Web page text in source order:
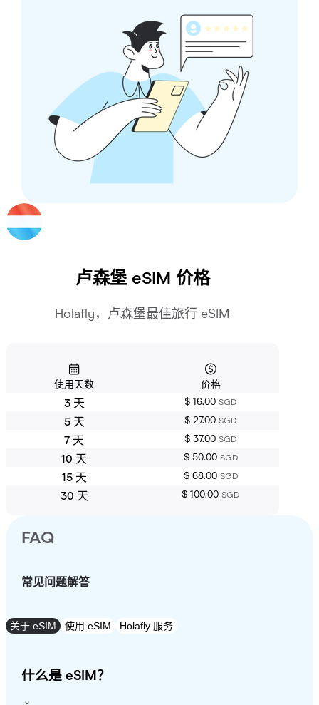
卢森堡eSIM 价格
Holafly，卢森堡最佳旅行 eSIM
使用天数 价格
3 天 $ 16.00 SGD
5 天 $ 27.00 SGD
7 天 $ 37.00 SGD
10 天 $ 50.00 SGD
15 天 $ 68.00 SGD
30 天 $ 100.00 SGD
FAQ
常见问题解答
关于 eSIM 使用 eSIM Holafly 服务
什么是 eSIM？